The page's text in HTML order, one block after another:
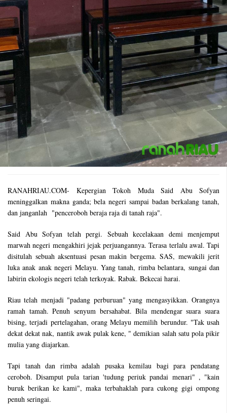
RANAHRIAU.COM- Kepergian Tokoh Muda Said Abu Sofyan
meninggalkan makna ganda; bela negeri sampai badan berkalang tanah,
dan janganlah "penceroboh beraja raja di tanah raja".
Said Abu Sofyan telah pergi. Sebuah kecelakaan demi menjemput
marwah negeri mengakhiri jejak perjuangannya. Terasa terlalu awal. Tapi
disitulah sebuah aksentuasi pesan makin bergema. SAS, mewakili jerit
luka anak anak negeri Melayu. Yang tanah, rimba belantara, sungai dan
labirin ekologis negeri telah terkoyak. Rabak. Bekecai harai.
Riau telah menjadi "padang perburuan" yang mengasyikkan. Orangnya
ramah tamah. Penuh senyum bersahabat. Bila mendengar suara suara
bising, terjadi pertelagahan, orang Melayu memilih berundur. "Tak usah
dekat dekat nak, nantik awak pulak kene, " demikian salah satu pola pikir
mulia yang diajarkan.
Tapi tanah dan rimba adalah pusaka kemilau bagi para pendatang
ceroboh. Disamput pula tarian 'tudung periuk pandai menari" , "kain
buruk berikan ke kami", maka terbahaklah para cukong gigi ompong
penuh seringai.